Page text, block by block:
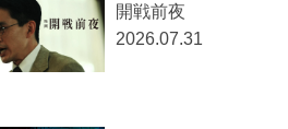
開戦前夜
2026.07.31